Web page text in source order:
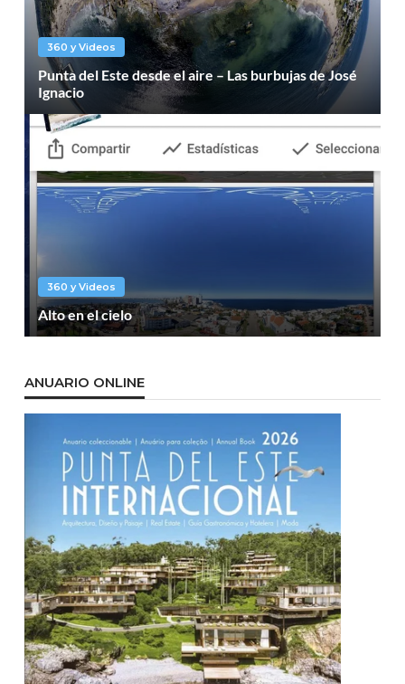
360 y Videos
Punta del Este desde el aire – Las burbujas de José
Ignacio
360 y Videos
Alto en el cielo
ANUARIO ONLINE